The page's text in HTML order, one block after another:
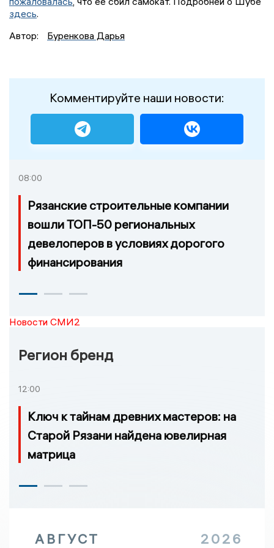
здесь.
Автор:
Буренкова Дарья
Комментируйте наши новости:
08:00
Рязанские строительные компании
вошли ТОП-50 региональных
девелоперов в условиях дорогого
финансирования
Новости СМИ2
Регион бренд
12:00
Ключ к тайнам древних мастеров: на
Старой Рязани найдена ювелирная
матрица
АВГУСТ 2026